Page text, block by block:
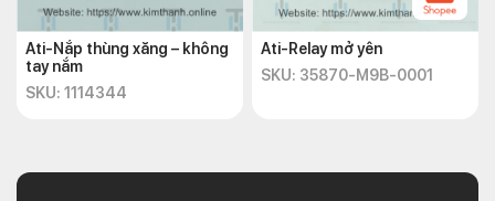
Ati-Nắp thùng xăng – không
tay nắm
SKU: 1114344
Ati-Relay mở yên
SKU: 35870-M9B-0001